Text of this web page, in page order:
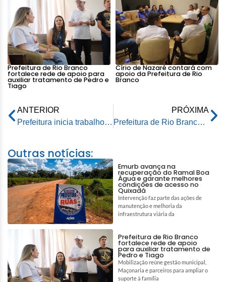
Prefeitura de Rio Branco
fortalece rede de apoio para
auxiliar tratamento de Pedro e
Tiago
Círio de Nazaré contará com
apoio da Prefeitura de Rio
Branco
ANTERIOR
Prefeitura inicia trabalho de limpeza dos bairros com a vazante do Rio Acre
PRÓXIMA
Prefeitura de Rio Branco faz Megamutirão de limpeza das ruas atingidas pela cheia do Rio Acre
Outras notícias:
Emurb avança na
recuperação do Ramal Boa
Água e garante melhores
condições de acesso no
Quixadá
Intervenção faz parte das ações de
manutenção e melhoria da
infraestrutura viária da
Prefeitura de Rio Branco
fortalece rede de apoio
para auxiliar tratamento de
Pedro e Tiago
Mobilização reúne gestão municipal,
Maçonaria e parceiros para ampliar o
suporte à família